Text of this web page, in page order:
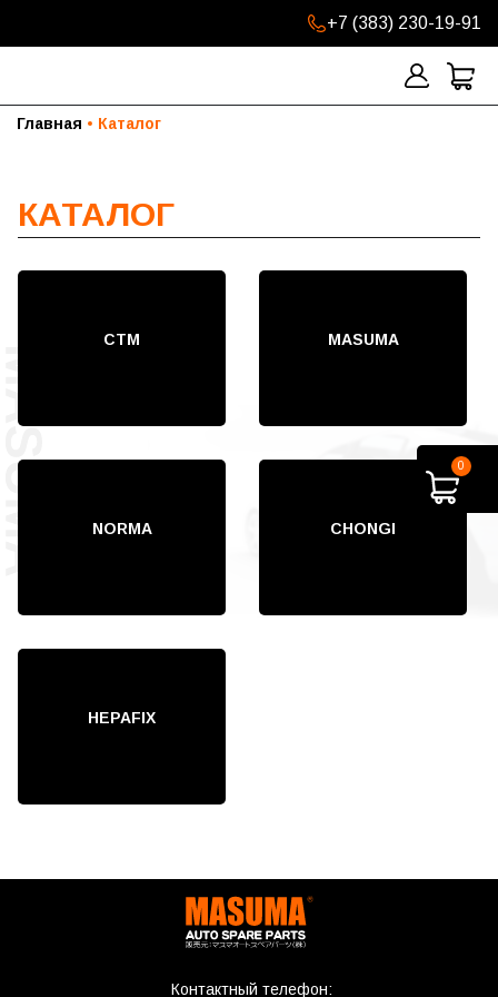
+7 (383) 230-19-91
Главная Каталог
КАТАЛОГ
СТМ MASUMA
NORMA CHONGI
HEPAFIX
Контактный телефон:
0